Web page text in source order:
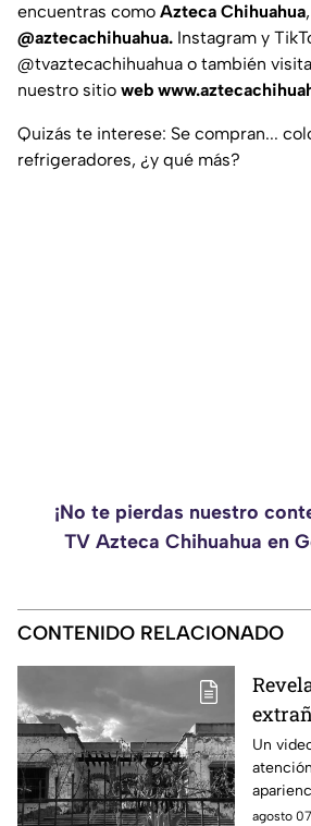
encuentras como Azteca Chihuahua
@aztecachihuahua. Instagram y
@tvaztecachihuahua o también
nuestro sitio web
Quizás te interese: Se compran...
refrigeradores, ¿y qué más?
¡No te pierdas nuestro
TV Azteca Chihuahua en
CONTENIDO RELACIONADO
Casa
Un
aparece
agosto